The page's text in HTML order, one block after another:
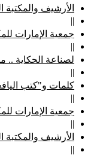
الأرشيف والمكتبة
||
جمعية الإمارات
||
لصناعة الحكاية ..
||
كلمات و"كتب اليافعين" تهديان 350 كتاباً
||
جمعية الإمارات
||
الأرشيف والمكتبة
||